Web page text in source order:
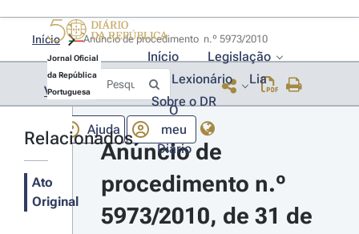
Jornal Oficial
da República
Portuguesa
Início
Legislação
Lexionário
Lia
Sobre o DR
Ajuda
O
meu
Diário
Início
Voltar
Relacionados
Ato
Original
Anúncio de
procedimento n.º
5973/2010, de 31 de